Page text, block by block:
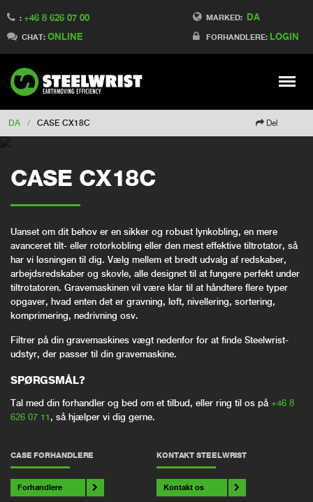
MARKED: DA
FORHANDLERE: LOGIN
: +46 8 626 07 00
CHAT: ONLINE
Meny
Switch to France
Switch to Finland
Switch to China
Switch to Australia
Change market
DA / CASE CX18C Del
CASE CX18C
Uanset om dit behov er en sikker og robust lynkobling, en mere
avanceret tilt- eller rotorkobling eller den mest effektive tiltrotator, så
har vi løsningen til dig. Vælg mellem et bredt udvalg af redskaber,
arbejdsredskaber og skovle, alle designet til at fungere perfekt under
tiltrotatoren. Gravemaskinen vil være klar til at håndtere flere typer
opgaver, hvad enten det er gravning, løft, nivellering, sortering,
komprimering, nedrivning osv.
Filtrer på din gravemaskines vægt nedenfor for at finde Steelwrist-
udstyr, der passer til din gravemaskine.
SPØRGSMÅL?
Tal med din forhandler og bed om et tilbud, eller ring til os på +46 8
626 07 11 , så hjælper vi dig gerne.
CASE FORHANDLERE
Forhandlere
KONTAKT STEELWRIST
Kontakt os